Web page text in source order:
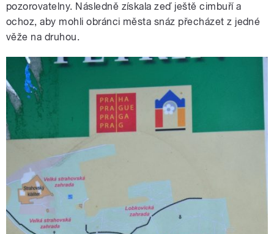
pozorovatelny. Následně získala zeď ještě cimbuří a
ochoz, aby mohli obránci města snáz přecházet z jedné
věže na druhou.